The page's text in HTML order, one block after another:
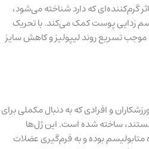
گرم‌کننده‌ای که دارد شناخته می‌شود،
سم زدایی پوست کمک می‌کند. با تحریک
تسریع روند لیپولیز و کاهش سایز
و افرادی که به دنبال مکملی برای
ساخته شده است. این ژل‌ها
متابولیسم بوده و به فرم‌گیری عضلات